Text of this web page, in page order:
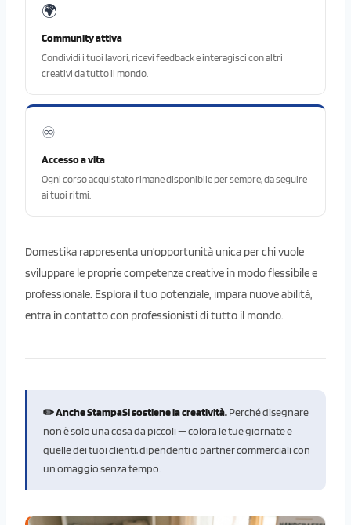
🌍
Community attiva
Condividi i tuoi lavori, ricevi feedback e interagisci con altri
creativi da tutto il mondo.
♾️
Accesso a vita
Ogni corso acquistato rimane disponibile per sempre, da seguire
ai tuoi ritmi.
Domestika rappresenta un’opportunità unica per chi vuole
sviluppare le proprie competenze creative in modo flessibile e
professionale. Esplora il tuo potenziale, impara nuove abilità,
entra in contatto con professionisti di tutto il mondo.
✏️ Anche StampaSi sostiene la creatività.Perché disegnare
non è solo una cosa da piccoli — colora le tue giornate e
quelle dei tuoi clienti, dipendenti o partner commerciali con
un omaggio senza tempo.